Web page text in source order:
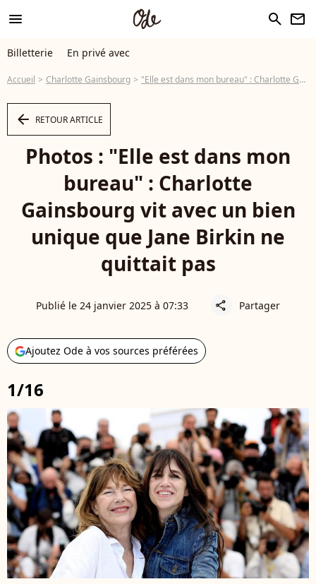
menu search newsletter
Billetterie En privé avec
Accueil Charlotte Gainsbourg "Elle est dans mon bureau" : Charlotte Gainsbourg vit avec un bien unique que Jane Birkin ne quittait pas
arrow_left RETOUR ARTICLE
Photos : "Elle est dans mon
bureau" : Charlotte
Gainsbourg vit avec un bien
unique que Jane Birkin ne
quittait pas
Publié le 24 janvier 2025 à 07:33 share Partager
Ajoutez Ode à vos sources préférées
1/16